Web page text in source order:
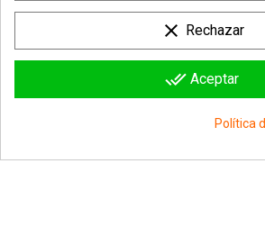
Información sobre la tienda
clear Rechazar
done_all Aceptar
Política